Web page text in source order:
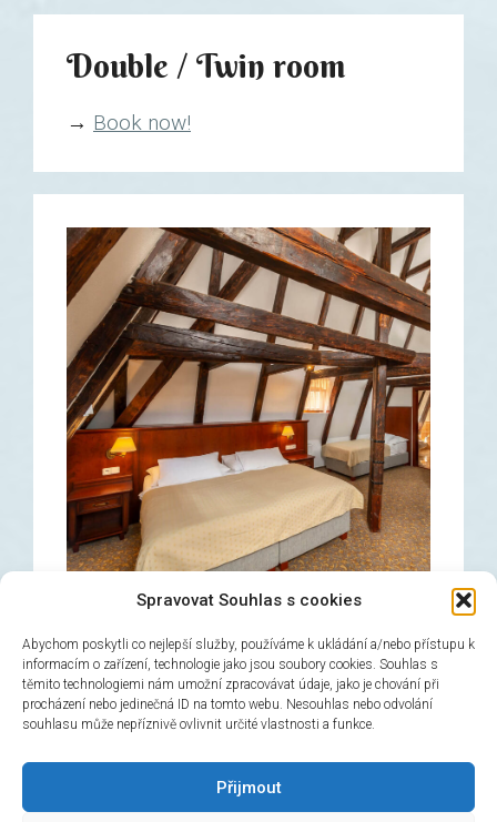
Spravovat Souhlas s cookies
Abychom poskytli co nejlepší služby, používáme k ukládání a/nebo přístupu k
informacím o zařízení, technologie jako jsou soubory cookies. Souhlas s
těmito technologiemi nám umožní zpracovávat údaje, jako je chování při
procházení nebo jedinečná ID na tomto webu. Nesouhlas nebo odvolání
souhlasu může nepříznivě ovlivnit určité vlastnosti a funkce.
Přijmout
Double / Twin room
→ Book now!
Triple room
→Book now!